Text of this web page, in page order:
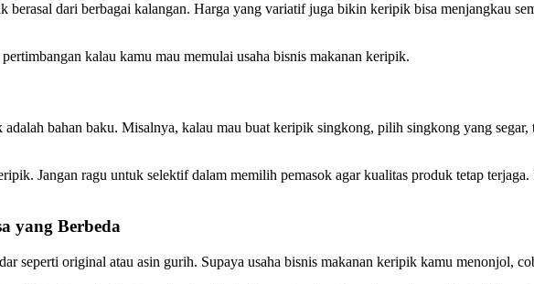
berasal dari berbagai kalangan. Harga yang variatif juga bikin keripik bisa menjangkau
kalau kamu mau memulai usaha bisnis makanan keripik.
bahan baku. Misalnya, kalau mau buat keripik singkong, pilih singkong yang
Jangan ragu untuk selektif dalam memilih pemasok agar kualitas produk tetap
yang Berbeda
seperti original atau asin gurih. Supaya usaha bisnis makanan keripik kamu menonjol,